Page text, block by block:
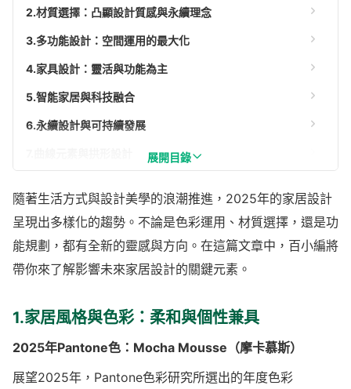
2.材質選擇：凸顯設計質感與永續理念
3.多功能設計：空間運用的最大化
4.家具設計：靈活與功能為主
5.智能家居與科技融合
6.永續設計與可持續發展
展開目錄
隨著生活方式與設計美學的浪潮推進，2025年的家居設計
呈現出多樣化的趨勢。不論是色彩運用、材質選擇，還是功
能規劃，都有全新的靈感與方向。在這篇文章中，百小編將
帶你來了解影響未來家居設計的關鍵元素。
1.家居風格與色彩：柔和與個性兼具
2025年Pantone色：Mocha Mousse（摩卡慕斯）
展望2025年，Pantone色彩研究所選出的年度色彩